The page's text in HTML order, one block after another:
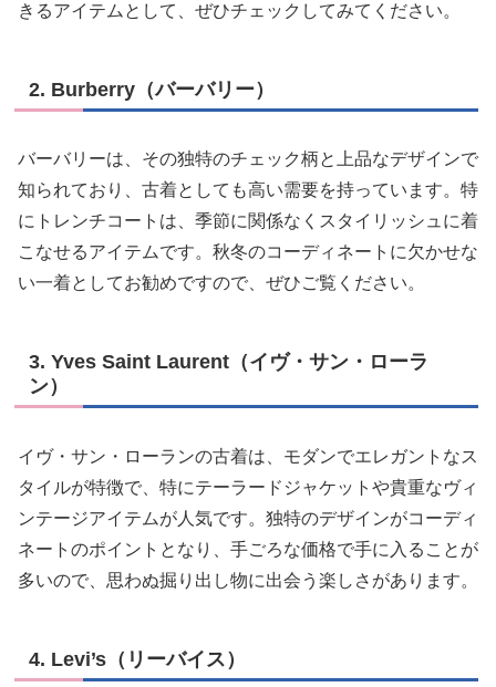
きるアイテムとして、ぜひチェックしてみてください。
2. Burberry（バーバリー）
バーバリーは、その独特のチェック柄と上品なデザインで
知られており、古着としても高い需要を持っています。特
にトレンチコートは、季節に関係なくスタイリッシュに着
こなせるアイテムです。秋冬のコーディネートに欠かせな
い一着としてお勧めですので、ぜひご覧ください。
3. Yves Saint Laurent（イヴ・サン・ローラ
ン）
イヴ・サン・ローランの古着は、モダンでエレガントなス
タイルが特徴で、特にテーラードジャケットや貴重なヴィ
ンテージアイテムが人気です。独特のデザインがコーディ
ネートのポイントとなり、手ごろな価格で手に入ることが
多いので、思わぬ掘り出し物に出会う楽しさがあります。
4. Levi’s（リーバイス）